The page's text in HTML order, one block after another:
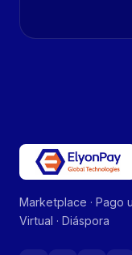
Marketplace · Pago
Virtual · Diáspora